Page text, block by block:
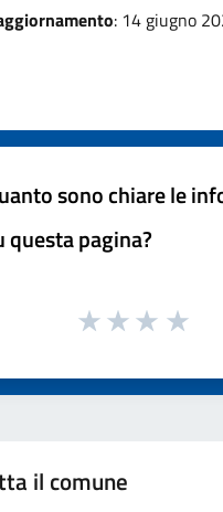
: 14 giugno
sono chiare le
questa pagina?
il comune